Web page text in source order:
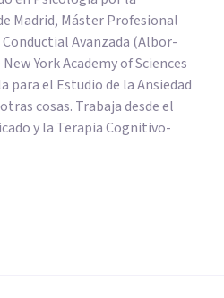
Madrid, Máster Profesional
Avanzada (Albor-
York Academy of Sciences
para el Estudio de la Ansiedad
cosas. Trabaja desde el
y la Terapia Cognitivo-